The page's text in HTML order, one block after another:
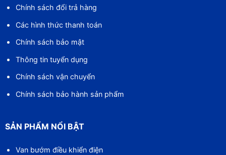
Chính sách đổi trả hàng
Các hình thức thanh toán
Chính sách bảo mật
Thông tin tuyển dụng
Chính sách vận chuyển
Chính sách bảo hành sản phẩm
SẢN PHẨM NỔI BẬT
Van bướm điều khiển điện